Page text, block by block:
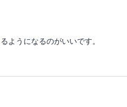
ようになるのがいいです。